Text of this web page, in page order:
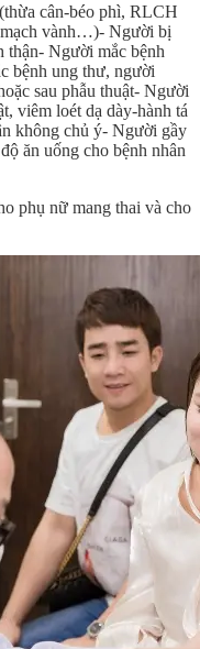
cân-béo phì, RLCH
mạch vành…)- Người bị
thận- Người mắc bệnh
bệnh ung thư, người
sau phẫu thuật- Người
viêm loét dạ dày-hành tá
không chủ ý- Người gầy
ăn uống cho bệnh nhân
phụ nữ mang thai và cho